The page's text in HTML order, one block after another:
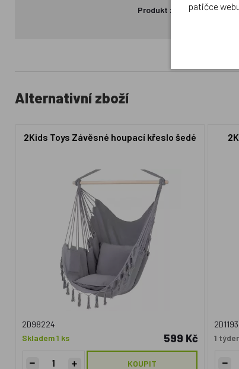
Produkt zatím nemá
Alternativní zboží
2Kids Toys Závěsné houpací křeslo šedé
2D98224
Skladem 1 ks
599 Kč
KOUPIT
1
patičce